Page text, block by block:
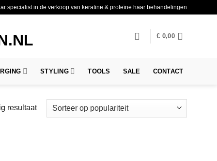
specialist in de verkoop van keratine & proteïne haar behandelingen
€ 0,00
STYLING TOOLS SALE CONTACT
resultaat